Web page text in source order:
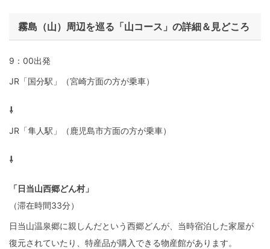
霧島（山）周辺を巡る「山コース」の詳細＆見どころ
9：00出発
JR「国分駅」（宮崎方面の方が乗車）
⇩
JR「隼人駅」（鹿児島市方面の方が乗車）
⇩
「日当山西郷どん村」
（滞在時間33分）
日当山温泉郷に親しんだという西郷どんが、当時宿泊した家屋が
復元されていたり、特産品が購入できる物産館があります。